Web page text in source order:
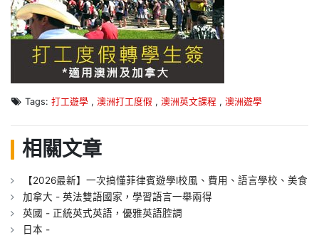
Tags:打工遊學 ,澳洲打工度假 ,澳洲英文課程 ,澳洲遊學
相關文章
【2026最新】一次搞懂菲律賓遊學l校風、費用、語言學校、美食
加拿大 - 英法雙語國家，學習語言一舉兩得
英國 - 正統英式英語，優雅英語腔調
日本 -